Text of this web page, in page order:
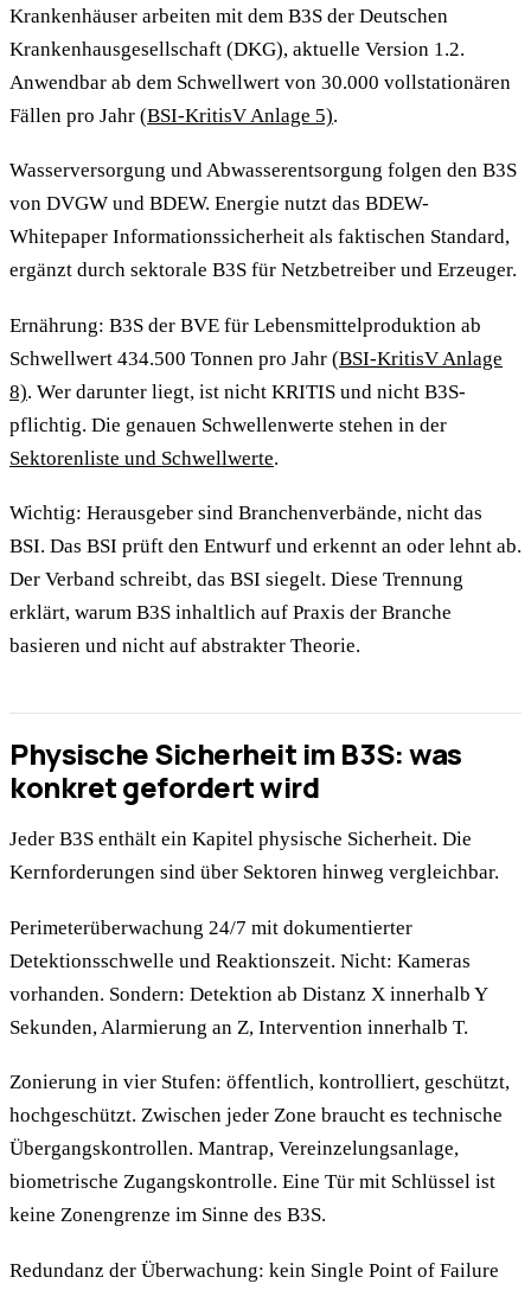
Krankenhäuser arbeiten mit dem B3S der Deutschen
Krankenhausgesellschaft (DKG), aktuelle Version 1.2.
Anwendbar ab dem Schwellwert von 30.000 vollstationären
Fällen pro Jahr (BSI-KritisV Anlage 5).
Wasserversorgung und Abwasserentsorgung folgen den B3S
von DVGW und BDEW. Energie nutzt das BDEW-
Whitepaper Informationssicherheit als faktischen Standard,
ergänzt durch sektorale B3S für Netzbetreiber und Erzeuger.
Ernährung: B3S der BVE für Lebensmittelproduktion ab
Schwellwert 434.500 Tonnen pro Jahr (BSI-KritisV Anlage
8). Wer darunter liegt, ist nicht KRITIS und nicht B3S-
pflichtig. Die genauen Schwellenwerte stehen in der
Sektorenliste und Schwellwerte.
Wichtig: Herausgeber sind Branchenverbände, nicht das
BSI. Das BSI prüft den Entwurf und erkennt an oder lehnt ab.
Der Verband schreibt, das BSI siegelt. Diese Trennung
erklärt, warum B3S inhaltlich auf Praxis der Branche
basieren und nicht auf abstrakter Theorie.
Physische Sicherheit im B3S: was
konkret gefordert wird
Jeder B3S enthält ein Kapitel physische Sicherheit. Die
Kernforderungen sind über Sektoren hinweg vergleichbar.
Perimeterüberwachung 24/7 mit dokumentierter
Detektionsschwelle und Reaktionszeit. Nicht: Kameras
vorhanden. Sondern: Detektion ab Distanz X innerhalb Y
Sekunden, Alarmierung an Z, Intervention innerhalb T.
Zonierung in vier Stufen: öffentlich, kontrolliert, geschützt,
hochgeschützt. Zwischen jeder Zone braucht es technische
Übergangskontrollen. Mantrap, Vereinzelungsanlage,
biometrische Zugangskontrolle. Eine Tür mit Schlüssel ist
keine Zonengrenze im Sinne des B3S.
Redundanz der Überwachung: kein Single Point of Failure